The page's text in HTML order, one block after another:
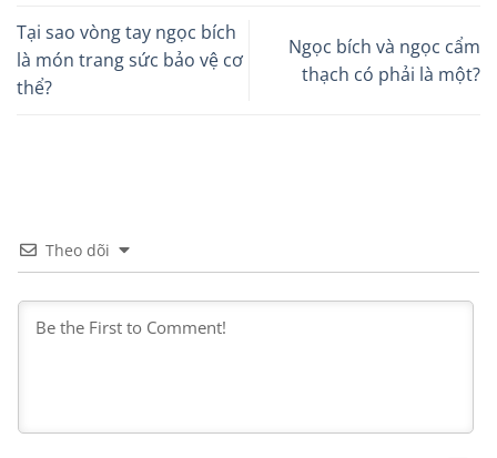
Tại sao vòng tay ngọc bích
là món trang sức bảo vệ cơ
thể?
Ngọc bích và ngọc cẩm
thạch có phải là một?
Theo dõi